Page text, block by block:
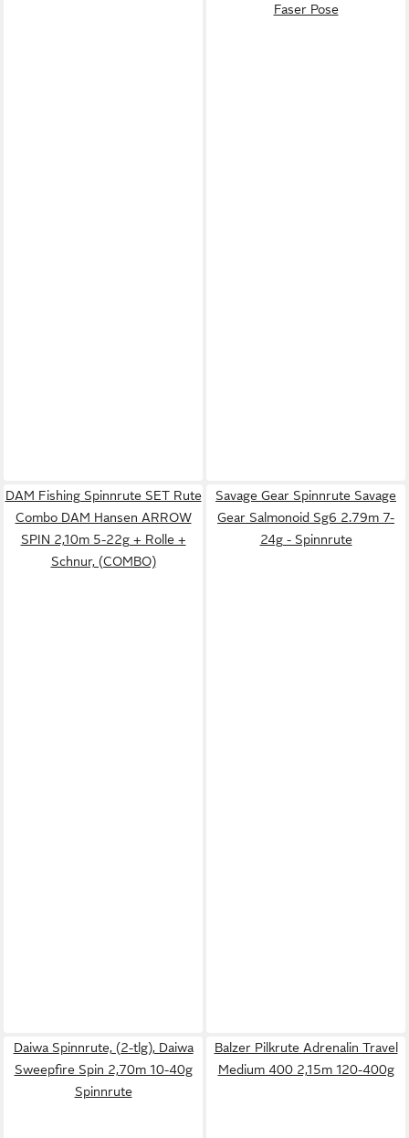
Faser Pose
DAM Fishing Spinnrute SET Rute
Combo DAM Hansen ARROW
SPIN 2,10m 5-22g + Rolle +
Schnur, (COMBO)
Savage Gear Spinnrute Savage
Gear Salmonoid Sg6 2.79m 7-
24g - Spinnrute
Daiwa Spinnrute, (2-tlg), Daiwa
Sweepfire Spin 2,70m 10-40g
Spinnrute
Balzer Pilkrute Adrenalin Travel
Medium 400 2,15m 120-400g